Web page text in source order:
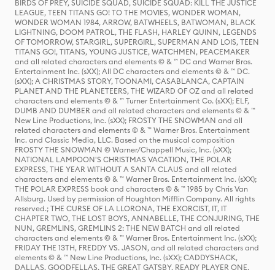
BIRDS OF PREY, SUICIDE SQUAD, SUICIDE SQUAD: KILL THE JUSTICE
LEAGUE, TEEN TITANS GO! TO THE MOVIES, WONDER WOMAN,
WONDER WOMAN 1984, ARROW, BATWHEELS, BATWOMAN, BLACK
LIGHTNING, DOOM PATROL, THE FLASH, HARLEY QUINN, LEGENDS
OF TOMORROW, STARGIRL, SUPERGIRL, SUPERMAN AND LOIS, TEEN
TITANS GO!, TITANS, YOUNG JUSTICE, WATCHMEN, PEACEMAKER
and all related characters and elements © & ™ DC and Warner Bros.
Entertainment Inc. (sXX); All DC characters and elements © & ™ DC.
(sXX); A CHRISTMAS STORY, TOONAMI, CASABLANCA, CAPTAIN
PLANET AND THE PLANETEERS, THE WIZARD OF OZ and all related
characters and elements © & ™ Turner Entertainment Co. (sXX); ELF,
DUMB AND DUMBER and all related characters and elements © & ™
New Line Productions, Inc. (sXX); FROSTY THE SNOWMAN and all
related characters and elements © & ™ Warner Bros. Entertainment
Inc. and Classic Media, LLC. Based on the musical composition
FROSTY THE SNOWMAN © Warner/Chappell Music, Inc. (sXX);
NATIONAL LAMPOON'S CHRISTMAS VACATION, THE POLAR
EXPRESS, THE YEAR WITHOUT A SANTA CLAUS and all related
characters and elements © & ™ Warner Bros. Entertainment Inc. (sXX);
THE POLAR EXPRESS book and characters © & ™ 1985 by Chris Van
Allsburg. Used by permission of Houghton Mifflin Company. All rights
reserved.; THE CURSE OF LA LLORONA, THE EXORCIST, IT, IT
CHAPTER TWO, THE LOST BOYS, ANNABELLE, THE CONJURING, THE
NUN, GREMLINS, GREMLINS 2: THE NEW BATCH and all related
characters and elements © & ™ Warner Bros. Entertainment Inc. (sXX);
FRIDAY THE 13TH, FREDDY VS. JASON, and all related characters and
elements © & ™ New Line Productions, Inc. (sXX); CADDYSHACK,
DALLAS, GOODFELLAS, THE GREAT GATSBY, READY PLAYER ONE,